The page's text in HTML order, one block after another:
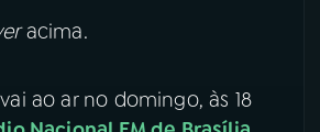
acima.
vai ao ar no domingo, às 18